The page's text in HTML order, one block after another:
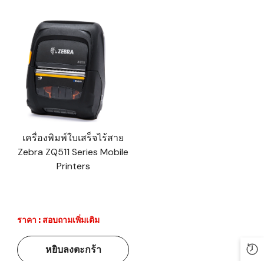
เครื่องพิมพ์ใบเสร็จไร้สาย
Zebra ZQ511 Series Mobile
Printers
ราคา : สอบถามเพิ่มเติม
หยิบลงตะกร้า